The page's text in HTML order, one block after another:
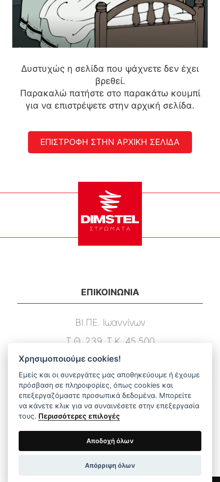
Δυστυχώς η σελίδα που ψάχνετε δεν έχει
βρεθεί.
Παρακαλώ πατήστε στο παρακάτω κουμπί
για να επιστρέψετε στην αρχική σελίδα.
ΕΠΙΣΤΡΟΦΗ ΣΤΗΝ ΑΡΧΙΚΗ ΣΕΛΙΔΑ
ΕΠΙΚΟΙΝΩΝΙΑ
ΒΙ.ΠΕ. Ιωαννίνων
Τ.Θ. 239, Τ.Κ. 45 500
Τ. 26510 03131
F. 26510 03133
E. info@dimstel.gr
ΑΜΕΣΗ ΠΛΟΗΓΗΣΗ ΣΤΟ ΜΕΝΟΥ
Χρησιμοποιούμε cookies!
Εμείς και οι συνεργάτες μας αποθηκεύουμε ή έχουμε
πρόσβαση σε πληροφορίες, όπως cookies και
επεξεργαζόμαστε προσωπικά δεδομένα. Μπορείτε
να κάνετε κλικ για να συναινέσετε στην επεξεργασία
τους. Περισσότερες επιλογές
Αποδοχή όλων
Απόρριψη όλων